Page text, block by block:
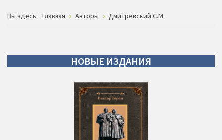
Вы здесь: Главная Авторы Дмитревский С.М.
НОВЫЕ ИЗДАНИЯ